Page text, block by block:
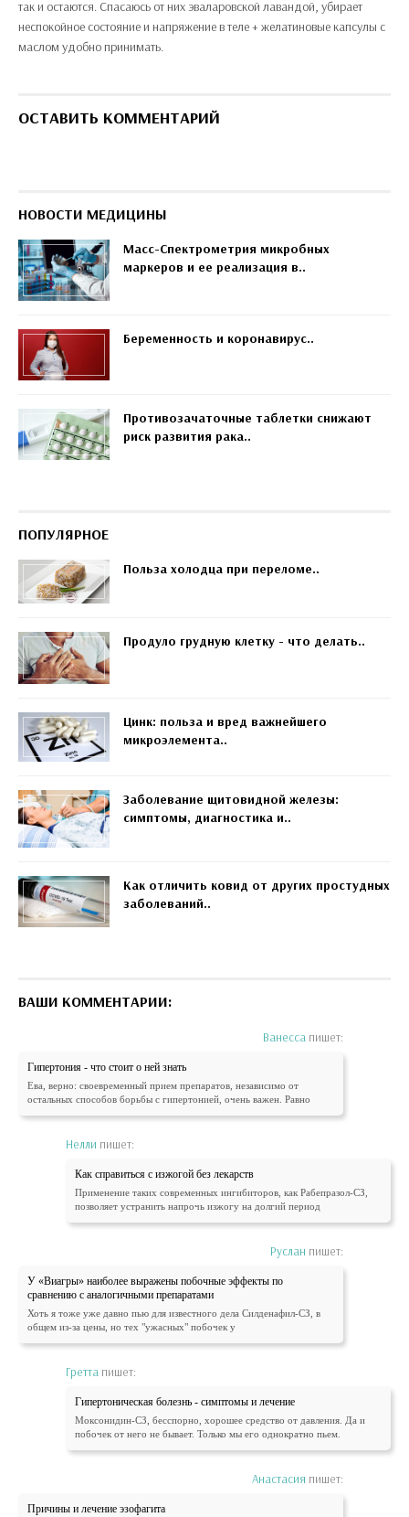
так и остаются. Спасаюсь от них эваларовской лавандой, убирает
неспокойное состояние и напряжение в теле + желатиновые капсулы с
маслом удобно принимать.
ОСТАВИТЬ КОММЕНТАРИЙ
НОВОСТИ МЕДИЦИНЫ
Масс-Спектрометрия микробных
маркеров и ее реализация в..
Беременность и коронавирус..
Противозачаточные таблетки снижают
риск развития рака..
ПОПУЛЯРНОЕ
Польза холодца при переломе..
Продуло грудную клетку - что делать..
Цинк: польза и вред важнейшего
микроэлемента..
Заболевание щитовидной железы:
симптомы, диагностика и..
Как отличить ковид от других простудных
заболеваний..
ВАШИ КОММЕНТАРИИ:
Ванесса пишет:
Гипертония - что стоит о ней знать
Ева, верно: своевременный прием препаратов, независимо от
остальных способов борьбы с гипертонией, очень важен. Равно
Нелли пишет:
Как справиться с изжогой без лекарств
Применение таких современных ингибиторов, как Рабепразол-СЗ,
позволяет устранить напрочь изжогу на долгий период
Руслан пишет:
У «Виагры» наиболее выражены побочные эффекты по
сравнению с аналогичными препаратами
Хоть я тоже уже давно пью для известного дела Силденафил-СЗ, в
общем из-за цены, но тех "ужасных" побочек у
Гретта пишет:
Гипертоническая болезнь - симптомы и лечение
Моксонидин-СЗ, бесспорно, хорошее средство от давления. Да и
побочек от него не бывает. Только мы его однократно пьем.
Анастасия пишет:
Причины и лечение эзофагита